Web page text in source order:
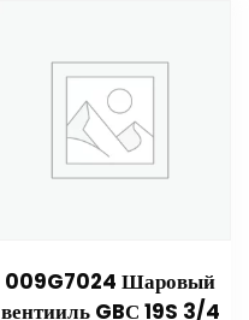
009G7024 Шаровый
вентииль GBС 19S 3/4